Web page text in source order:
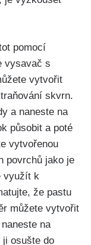
pomocí
vysavač s
vytvořit
skvrn.⁢
a naneste ​na
působit a poté
vytvořenou
povrchů jako je
využít k
že pastu
můžete vytvořit
na
ji‍ osušte do